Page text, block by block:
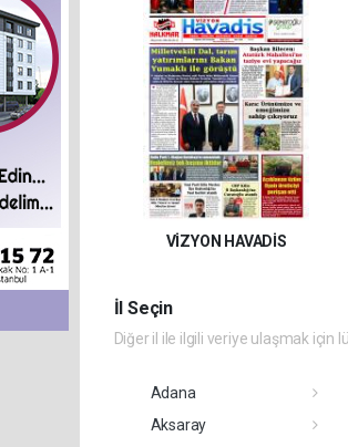
VİZYON HAVADİS
İl Seçin
Diğer il ile ilgili veriye ulaşmak için
Adana
Aksaray